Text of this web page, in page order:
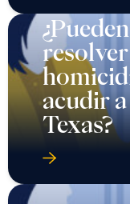
acudir
Texas?